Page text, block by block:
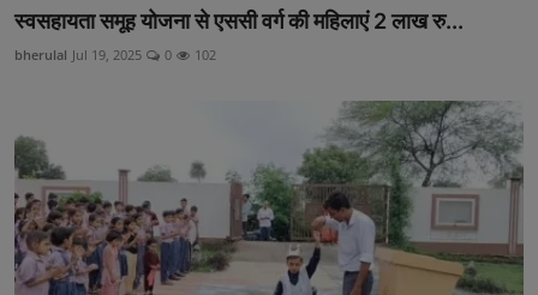
स्वसहायता समूह योजना से एससी वर्ग की महिलाएं 2 लाख रु...
bherulal Jul 19, 2025 0 102